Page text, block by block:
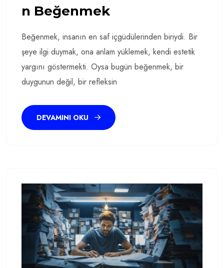
N Beğenmek
Beğenmek, insanın en saf içgüdülerinden biriydi. Bir
şeye ilgi duymak, ona anlam yüklemek, kendi estetik
yargını göstermekti. Oysa bugün beğenmek, bir
duygunun değil, bir refleksin
DEVAMINI OKU